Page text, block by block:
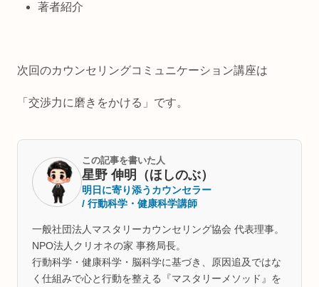
著者紹介
次回のカウンセリングコミュニケーション講座は
「交渉力に磨きをかける」です。
この記事を書いた人
星野 伸明（ほしのぶ）
明日に寄り添うカウンセラー
/ 行動科学・健康科学講師
一般社団法人マスタリーカウンセリング協会 代表理事。
NPO法人クリオネの家 事務局長。
行動科学・健康科学・脳科学に基づき、原因追及ではな
く仕組みで心と行動を整える『マスタリーメソッド』を